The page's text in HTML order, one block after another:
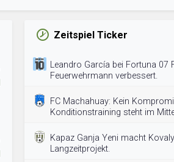
Zeitspiel Ticker
Leandro García bei Fortuna 07
Feuerwehrmann verbessert.
FC Machahuay: Kein
Konditionstraining steht im
Kapaz Ganja Yeni macht
Langzeitprojekt.